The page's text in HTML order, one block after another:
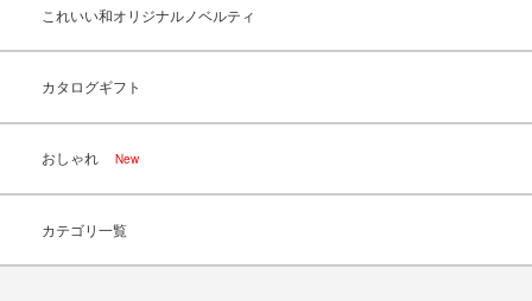
これいい和オリジナルノベルティ
カタログギフト
おしゃれ New
カテゴリ一覧